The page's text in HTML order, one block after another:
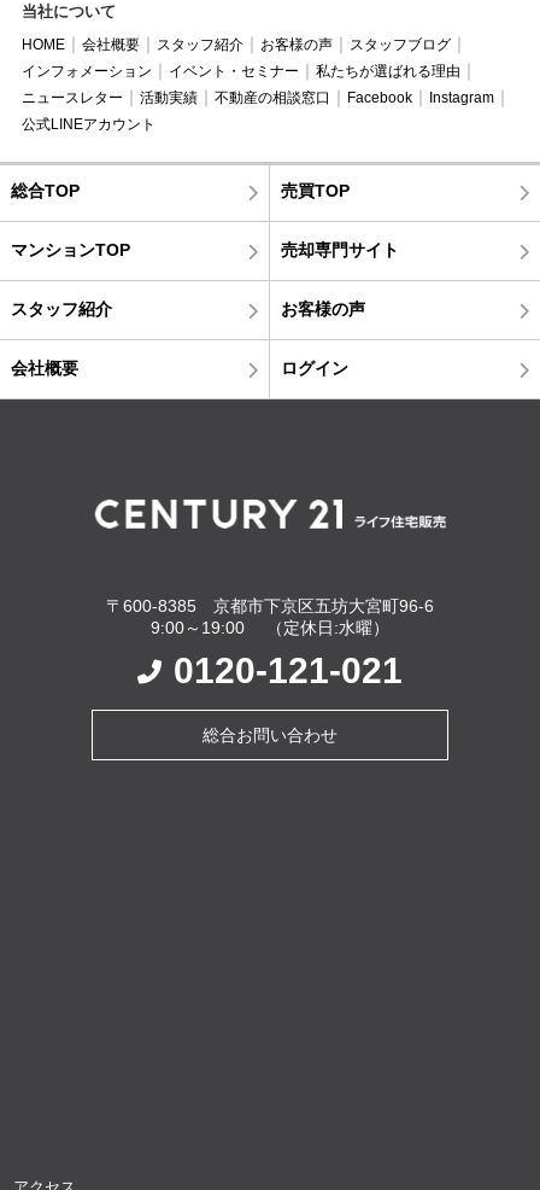
当社について
HOME 会社概要 スタッフ紹介 お客様の声
スタッフブログ
インフォメーション
イベント・セミナー
私たちが選ばれる理由
ニュースレター
活動実績 不動産の相談窓口 Facebook
Instagram
公式LINEアカウント
総合TOP 売買TOP
マンションTOP 売却専門サイト
スタッフ紹介 お客様の声
会社概要 ログイン
〒600-8385 京都市下京区五坊大宮町96-6
9:00～19:00 （定休日:水曜）
0120-121-021
総合お問い合わせ